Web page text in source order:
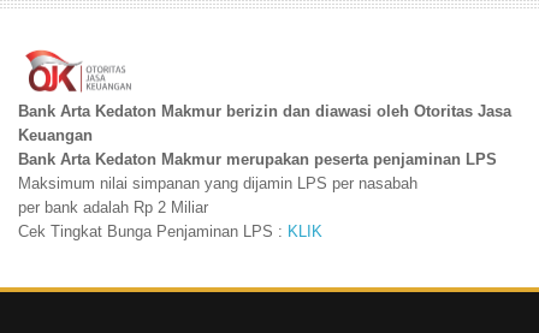
Bank Arta Kedaton Makmur berizin dan diawasi oleh Otoritas Jasa
Keuangan
Bank Arta Kedaton Makmur merupakan peserta penjaminan LPS
Maksimum nilai simpanan yang dijamin LPS per nasabah
per bank adalah Rp 2 Miliar
Cek Tingkat Bunga Penjaminan LPS : KLIK